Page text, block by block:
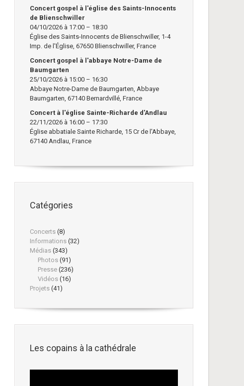
Concert gospel à l'église des Saints-Innocents
de Blienschwiller
04/10/2026 à 17:00 – 18:30
Église des Saints-Innocents de Blienschwiller, 1-4
Imp. de l'Église, 67650 Blienschwiller, France
Concert gospel à l'abbaye Notre-Dame de
Baumgarten
25/10/2026 à 15:00 – 16:30
Abbaye Notre-Dame de Baumgarten, Abbaye
Baumgarten, 67140 Bernardvillé, France
Concert à l'église Sainte-Richarde d'Andlau
22/11/2026 à 16:00 – 17:30
Église abbatiale Sainte Richarde, 15 Cr de l'Abbaye,
67140 Andlau, France
Catégories
Concerts (8)
Informations (32)
Médias (343)
Photos (91)
Presse (236)
Vidéos (16)
Projets (41)
Les copains à la cathédrale